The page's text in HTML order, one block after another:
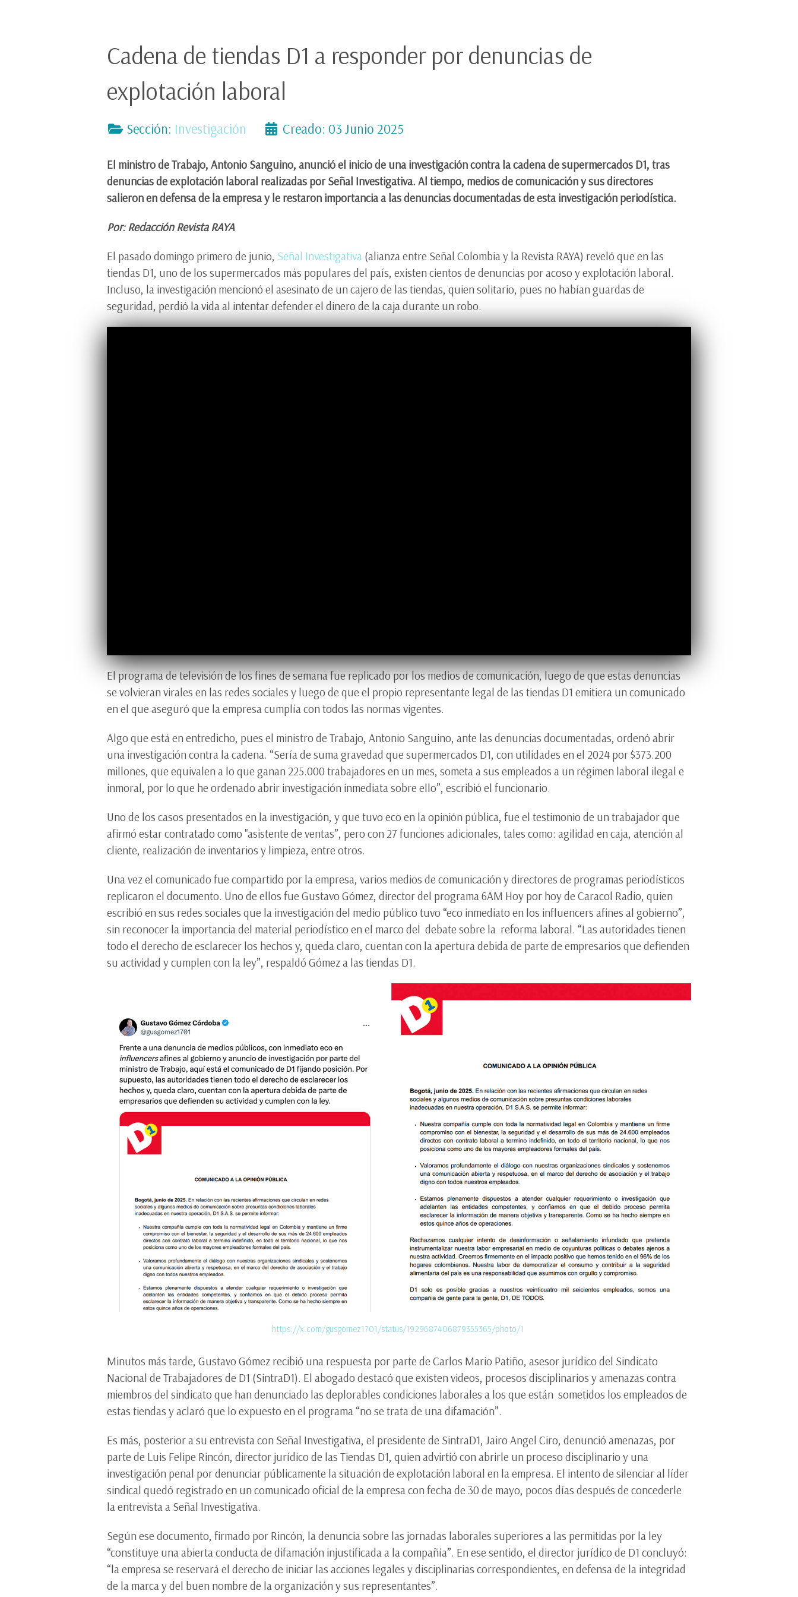
Cadena de tiendas D1 a responder por denuncias de
explotación laboral
Sección: Investigación Creado: 03 Junio 2025
El ministro de Trabajo, Antonio Sanguino, anunció el inicio de una investigación contra la cadena de supermercados D1, tras
denuncias de explotación laboral realizadas por Señal Investigativa. Al tiempo, medios de comunicación y sus directores
salieron en defensa de la empresa y le restaron importancia a las denuncias documentadas de esta investigación periodística.
Por: Redacción Revista RAYA
El pasado domingo primero de junio, Señal Investigativa (alianza entre Señal Colombia y la Revista RAYA) reveló que en las
tiendas D1, uno de los supermercados más populares del país, existen cientos de denuncias por acoso y explotación laboral.
Incluso, la investigación mencionó el asesinato de un cajero de las tiendas, quien solitario, pues no habían guardas de
seguridad, perdió la vida al intentar defender el dinero de la caja durante un robo.
El programa de televisión de los fines de semana fue replicado por los medios de comunicación, luego de que estas denuncias
se volvieran virales en las redes sociales y luego de que el propio representante legal de las tiendas D1 emitiera un comunicado
en el que aseguró que la empresa cumplía con todos las normas vigentes.
Algo que está en entredicho, pues el ministro de Trabajo, Antonio Sanguino, ante las denuncias documentadas, ordenó abrir
una investigación contra la cadena. “Sería de suma gravedad que supermercados D1, con utilidades en el 2024 por $373.200
millones, que equivalen a lo que ganan 225.000 trabajadores en un mes, someta a sus empleados a un régimen laboral ilegal e
inmoral, por lo que he ordenado abrir investigación inmediata sobre ello”, escribió el funcionario.
Uno de los casos presentados en la investigación, y que tuvo eco en la opinión pública, fue el testimonio de un trabajador que
afirmó estar contratado como "asistente de ventas”, pero con 27 funciones adicionales, tales como: agilidad en caja, atención al
cliente, realización de inventarios y limpieza, entre otros.
Una vez el comunicado fue compartido por la empresa, varios medios de comunicación y directores de programas periodísticos
replicaron el documento. Uno de ellos fue Gustavo Gómez, director del programa 6AM Hoy por hoy de Caracol Radio, quien
escribió en sus redes sociales que la investigación del medio público tuvo “eco inmediato en los influencers afines al gobierno”,
sin reconocer la importancia del material periodístico en el marco del debate sobre la reforma laboral. “Las autoridades tienen
todo el derecho de esclarecer los hechos y, queda claro, cuentan con la apertura debida de parte de empresarios que defienden
su actividad y cumplen con la ley”, respaldó Gómez a las tiendas D1.
https://x.com/gusgomez1701/status/1929687406879355365/photo/1
Minutos más tarde, Gustavo Gómez recibió una respuesta por parte de Carlos Mario Patiño, asesor jurídico del Sindicato
Nacional de Trabajadores de D1 (SintraD1). El abogado destacó que existen videos, procesos disciplinarios y amenazas contra
miembros del sindicato que han denunciado las deplorables condiciones laborales a los que están sometidos los empleados de
estas tiendas y aclaró que lo expuesto en el programa “no se trata de una difamación”.
Es más, posterior a su entrevista con Señal Investigativa, el presidente de SintraD1, Jairo Angel Ciro, denunció amenazas, por
parte de Luis Felipe Rincón, director jurídico de las Tiendas D1, quien advirtió con abrirle un proceso disciplinario y una
investigación penal por denunciar públicamente la situación de explotación laboral en la empresa. El intento de silenciar al líder
sindical quedó registrado en un comunicado oficial de la empresa con fecha de 30 de mayo, pocos días después de concederle
la entrevista a Señal Investigativa.
Según ese documento, firmado por Rincón, la denuncia sobre las jornadas laborales superiores a las permitidas por la ley
“constituye una abierta conducta de difamación injustificada a la compañía”. En ese sentido, el director jurídico de D1 concluyó:
“la empresa se reservará el derecho de iniciar las acciones legales y disciplinarias correspondientes, en defensa de la integridad
de la marca y del buen nombre de la organización y sus representantes”.